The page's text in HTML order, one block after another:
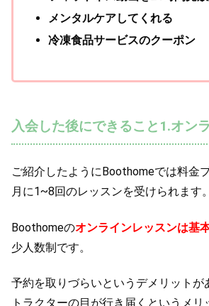
メンタルケアしてくれる
冷凍食品サービスのクーポン
入会した後にできること1.オン
ご紹介したようにBoothomeでは料金
月に1~8回のレッスンを受けられます。
Boothomeのオンラインレッスンは基
少人数制です。
予約を取りづらいというデメリットが
トラクターの目が行き届くというメリ